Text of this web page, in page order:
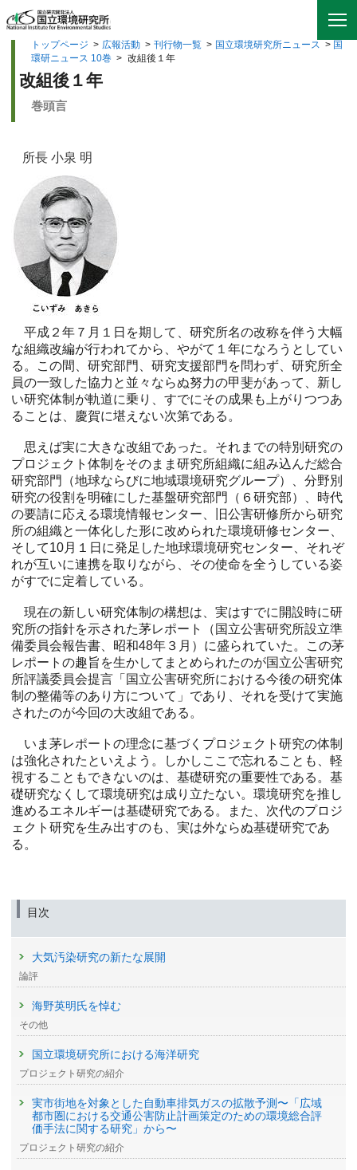
トップページ > 広報活動 > 刊行物一覧 > 国立環境研究所ニュース > 国
環研ニュース 10巻 > 改組後１年
改組後１年
巻頭言
所長 小泉 明
平成２年７月１日を期して、研究所名の改称を伴う大幅
な組織改編が行われてから、やがて１年になろうとしてい
る。この間、研究部門、研究支援部門を問わず、研究所全
員の一致した協力と並々ならぬ努力の甲斐があって、新し
い研究体制が軌道に乗り、すでにその成果も上がりつつあ
ることは、慶賀に堪えない次第である。
思えば実に大きな改組であった。それまでの特別研究の
プロジェクト体制をそのまま研究所組織に組み込んだ総合
研究部門（地球ならびに地域環境研究グループ）、分野別
研究の役割を明確にした基盤研究部門（６研究部）、時代
の要請に応える環境情報センター、旧公害研修所から研究
所の組織と一体化した形に改められた環境研修センター、
そして10月１日に発足した地球環境研究センター、それぞ
れが互いに連携を取りながら、その使命を全うしている姿
がすでに定着している。
現在の新しい研究体制の構想は、実はすでに開設時に研
究所の指針を示された茅レポート（国立公害研究所設立準
備委員会報告書、昭和48年３月）に盛られていた。この茅
レポートの趣旨を生かしてまとめられたのが国立公害研究
所評議委員会提言「国立公害研究所における今後の研究体
制の整備等のあり方について」であり、それを受けて実施
されたのが今回の大改組である。
いま茅レポートの理念に基づくプロジェクト研究の体制
は強化されたといえよう。しかしここで忘れることも、軽
視することもできないのは、基礎研究の重要性である。基
礎研究なくして環境研究は成り立たない。環境研究を推し
進めるエネルギーは基礎研究である。また、次代のプロジ
ェクト研究を生み出すのも、実は外ならぬ基礎研究であ
る。
目次
大気汚染研究の新たな展開
論評
海野英明氏を悼む
その他
国立環境研究所における海洋研究
プロジェクト研究の紹介
実市街地を対象とした自動車排気ガスの拡散予測〜「広域
都市圏における交通公害防止計画策定のための環境総合評
価手法に関する研究」から〜
プロジェクト研究の紹介